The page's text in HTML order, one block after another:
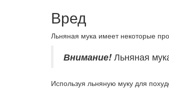
Вред
Льняная мука имеет некоторые
Внимание!Льняная
Используя льняную муку для